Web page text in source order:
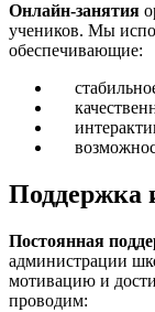
Онлайн-занятия
учеников. Мы
обеспечивающие:
Поддержка
Постоянная
администрации
мотивацию и
проводим: